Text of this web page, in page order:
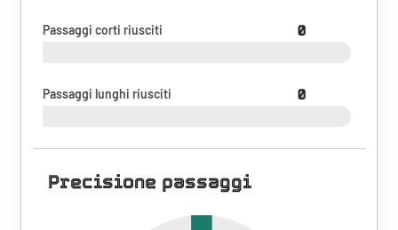
Passaggi corti riusciti 0
Passaggi lunghi riusciti 0
Precisione passaggi